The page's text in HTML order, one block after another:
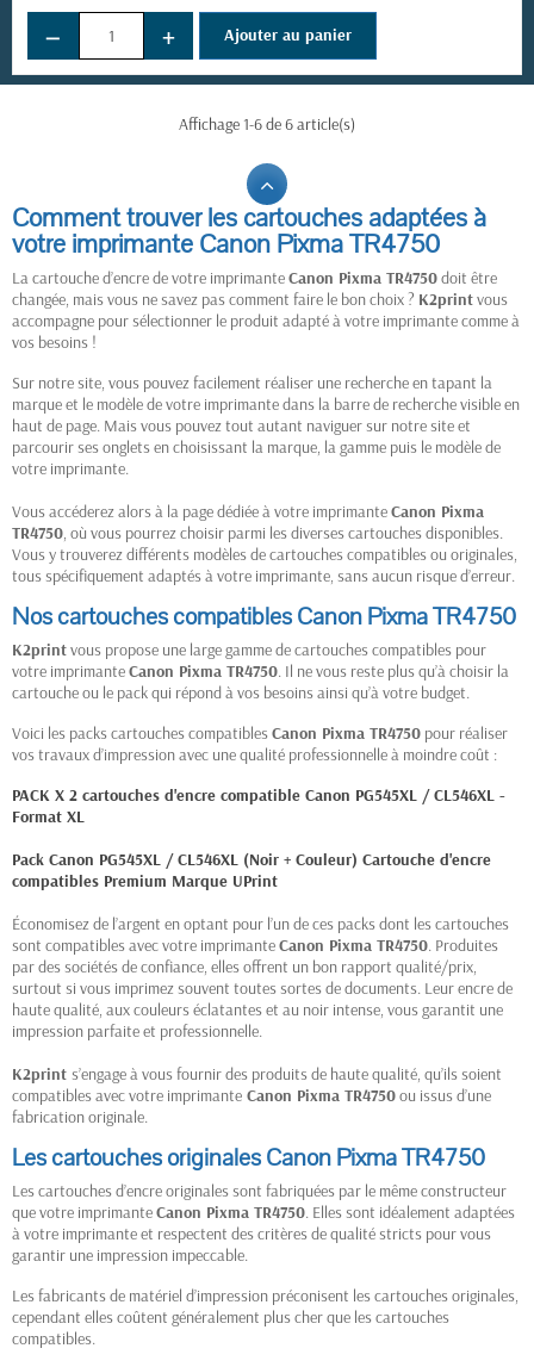
(1 avis)
− + Ajouter au panier
Affichage 1-6 de 6 article(s)
Comment trouver les cartouches adaptées à
votre imprimante Canon Pixma TR4750
La cartouche d’encre de votre imprimanteCanon Pixma TR4750doit être
changée, mais vous ne savez pas comment faire le bon choix ? K2printvous
accompagne pour sélectionner le produit adapté à votre imprimante comme à
vos besoins !
Sur notre site, vous pouvez facilement réaliser une recherche en tapant la
marque et le modèle de votre imprimante dans la barre de recherche visible en
haut de page. Mais vous pouvez tout autant naviguer sur notre site et
parcourir ses onglets en choisissant la marque, la gamme puis le modèle de
votre imprimante.
Vous accéderez alors à la page dédiée à votre imprimanteCanon Pixma
TR4750, où vous pourrez choisir parmi les diverses cartouches disponibles.
Vous y trouverez différents modèles de cartouches compatibles ou originales,
tous spécifiquement adaptés à votre imprimante, sans aucun risque d’erreur.
Nos cartouches compatibles Canon Pixma TR4750
K2printvous propose une large gamme de cartouches compatibles pour
votre imprimanteCanon Pixma TR4750. Il ne vous reste plus qu’à choisir la
cartouche ou le pack qui répond à vos besoins ainsi qu’à votre budget.
Voici les packs cartouches compatiblesCanon Pixma TR4750 pour réaliser
vos travaux d’impression avec une qualité professionnelle à moindre coût :
PACK X 2 cartouches d'encre compatible Canon PG545XL / CL546XL -
Format XL
Pack Canon PG545XL / CL546XL (Noir + Couleur) Cartouche d'encre
compatibles Premium Marque UPrint
Économisez de l’argent en optant pour l’un de ces packs dont les cartouches
sont compatibles avec votre imprimanteCanon Pixma TR4750. Produites
par des sociétés de confiance, elles offrent un bon rapport qualité/prix,
surtout si vous imprimez souvent toutes sortes de documents. Leur encre de
haute qualité, aux couleurs éclatantes et au noir intense, vous garantit une
impression parfaite et professionnelle.
K2print s’engage à vous fournir des produits de haute qualité, qu’ils soient
compatibles avec votre imprimante Canon Pixma TR4750ou issus d’une
fabrication originale.
Les cartouches originales Canon Pixma TR4750
Les cartouches d’encre originales sont fabriquées par le même constructeur
que votre imprimanteCanon Pixma TR4750. Elles sont idéalement adaptées
à votre imprimante et respectent des critères de qualité stricts pour vous
garantir une impression impeccable.
Les fabricants de matériel d’impression préconisent les cartouches originales,
cependant elles coûtent généralement plus cher que les cartouches
compatibles.